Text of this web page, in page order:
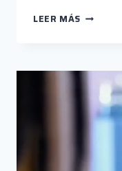
LEER MÁS MUNDOS
MUNDOS